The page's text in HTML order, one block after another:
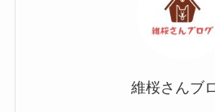
維桜さんブ